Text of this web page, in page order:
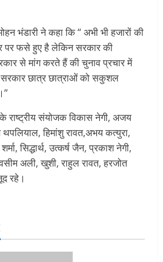
भंडारी ने कहा कि “ अभी भी हजारों की
पर फसे हुए है लेकिन सरकार की
से मांग करते हैं की चुनाव प्रचार में
छात्र छात्राओं को सकुशल
राष्ट्रीय संयोजक विकास नेगी, अजय
थपलियाल, हिमांशु रावत,अभय कत्युरा,
सिद्धार्थ, उत्कर्ष जैन, प्रकाश नेगी,
अली, खुशी, राहुल रावत, हरजोत
रहे।